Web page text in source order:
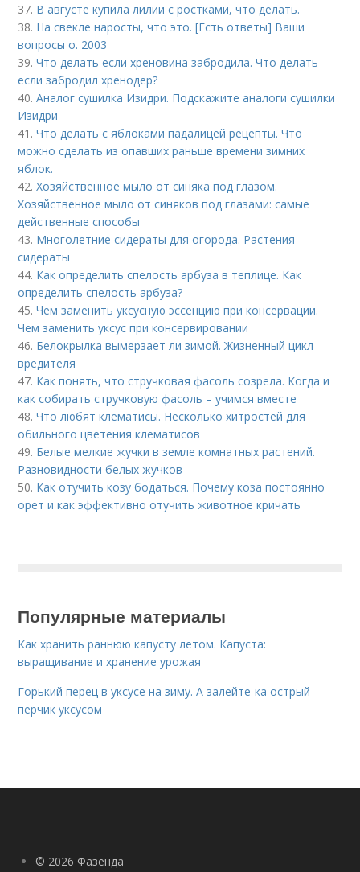
37. В августе купила лилии с ростками, что делать.
38. На свекле наросты, что это. [Есть ответы] Ваши
вопросы о. 2003
39.Что делать если хреновина забродила. Что делать
если забродил хренодер?
40.Аналог сушилка Изидри. Подскажите аналоги сушилки
Изидри
41.Что делать с яблоками падалицей рецепты. Что
можно сделать из опавших раньше времени зимних
яблок.
42.Хозяйственное мыло от синяка под глазом.
Хозяйственное мыло от синяков под глазами: самые
действенные способы
43. Многолетние сидераты для огорода. Растения-
сидераты
44. Как определить спелость арбуза в теплице. Как
определить спелость арбуза?
45.Чем заменить уксусную эссенцию при консервации.
Чем заменить уксус при консервировании
46. Белокрылка вымерзает ли зимой. Жизненный цикл
вредителя
47. Как понять, что стручковая фасоль созрела. Когда и
как собирать стручковую фасоль – учимся вместе
48.Что любят клематисы. Несколько хитростей для
обильного цветения клематисов
49. Белые мелкие жучки в земле комнатных растений.
Разновидности белых жучков
50. Как отучить козу бодаться. Почему коза постоянно
орет и как эффективно отучить животное кричать
Популярные материалы
Как хранить раннюю капусту летом. Капуста:
выращивание и хранение урожая
Горький перец в уксусе на зиму. А залейте-ка острый
перчик уксусом
© 2026 Фазенда